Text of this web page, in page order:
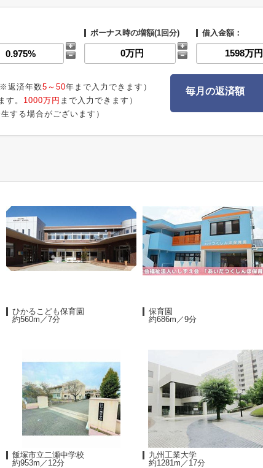
ボーナス時の増額(1回分) 借入金額：
※返済年数5～50年まで入力できます）
す。 1000万円 まで入力できます）
する場合がございます）
毎月の返済額
ひかるこども保育園
約560m／7分
保育園
約686m／9分
飯塚市立二瀬中学校
約953m／12分
九州工業大学
約1281m／17分